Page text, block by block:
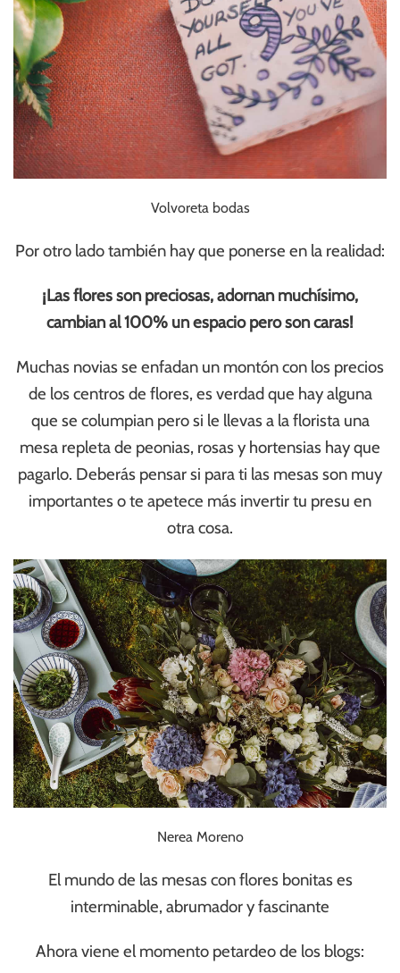
Volvoreta bodas
Por otro lado también hay que ponerse en la realidad:
¡Las flores son preciosas, adornanmuchísimo,
cambian al 100% un espacio pero son caras!
Muchas novias se enfadan un montón con los precios
de los centros de flores, es verdad que hay alguna
que se columpian pero si le llevas a la florista una
mesa repleta de peonias, rosas y hortensias hay que
pagarlo. Deberás pensar si para ti las mesas son muy
importantes o te apetece más invertir tu presu en
otra cosa.
Nerea Moreno
El mundo de las mesas con flores bonitas es
interminable, abrumador y fascinante
Ahora viene el momento petardeo de los blogs: